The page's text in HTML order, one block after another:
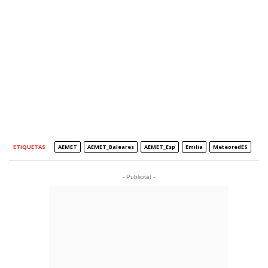
ETIQUETAS AEMET AEMET_Baleares AEMET_Esp Emilia MeteoredES
- Publicitat -